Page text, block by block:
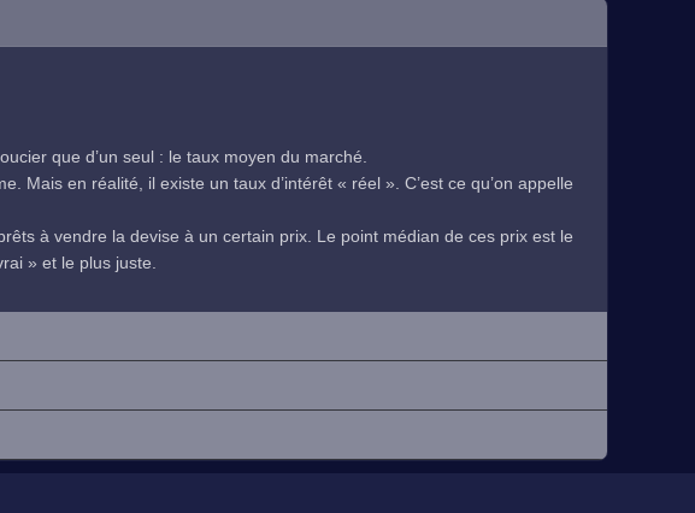
que d’un seul : le taux moyen du marché.
Mais en réalité, il existe un taux d’intérêt « réel ». C’est ce qu’on appelle
à vendre la devise à un certain prix. Le point médian de ces prix est le
» et le plus juste.